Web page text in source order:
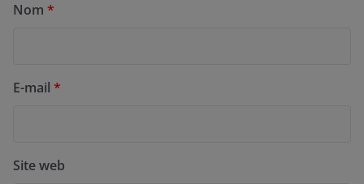
Nom *
E-mail *
Site web